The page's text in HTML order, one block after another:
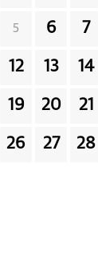
5 6 7
12 13 14
19 20 21
26 27 28